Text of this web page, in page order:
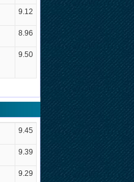
9.12
8.96
9.50
9.45
9.39
9.29